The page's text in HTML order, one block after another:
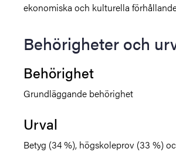
ekonomiska och kulturella
Behörigheter och
Behörighet
Grundläggande behörighet
Urval
Betyg (34 %), högskoleprov (33 %)